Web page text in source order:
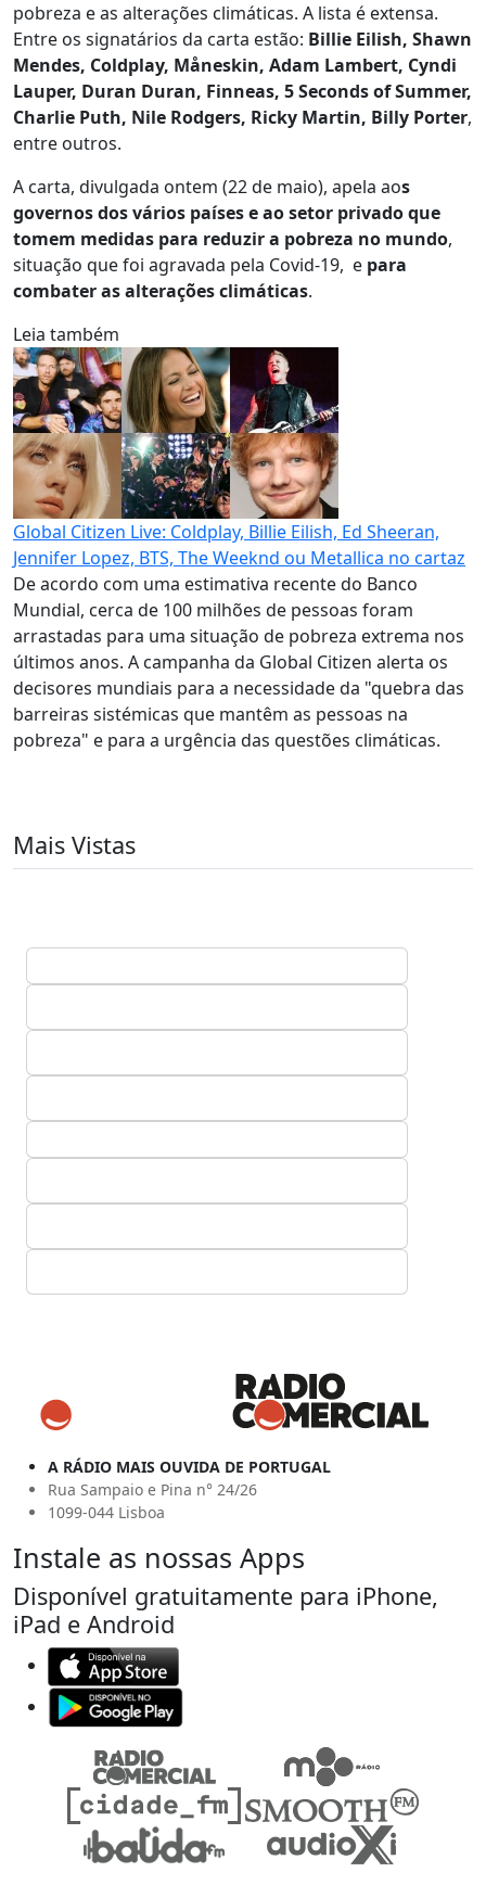
pobreza e as alterações climáticas. A lista é extensa.
Entre os signatários da carta estão: Billie Eilish, Shawn
Mendes, Coldplay, Måneskin, Adam Lambert, Cyndi
Lauper, Duran Duran, Finneas, 5 Seconds of Summer,
Charlie Puth, Nile Rodgers, Ricky Martin, Billy Porter,
entre outros.
A carta, divulgada ontem (22 de maio), apela aos
governos dos vários países e ao setor privado que
tomem medidas para reduzir a pobreza no mundo,
situação que foi agravada pela Covid-19, e para
combater as alterações climáticas.
Leia também
Global Citizen Live: Coldplay, Billie Eilish, Ed Sheeran,
Jennifer Lopez, BTS, The Weeknd ou Metallica no cartaz
De acordo com uma estimativa recente do Banco
Mundial, cerca de 100 milhões de pessoas foram
arrastadas para uma situação de pobreza extrema nos
últimos anos. A campanha da Global Citizen alerta os
decisores mundiais para a necessidade da "quebra das
barreiras sistémicas que mantêm as pessoas na
pobreza" e para a urgência das questões climáticas.
Mais Vistas
A RÁDIO MAIS OUVIDA DE PORTUGAL
Rua Sampaio e Pina n° 24/26
1099-044 Lisboa
Instale as nossas Apps
Disponível gratuitamente para iPhone,
iPad e Android